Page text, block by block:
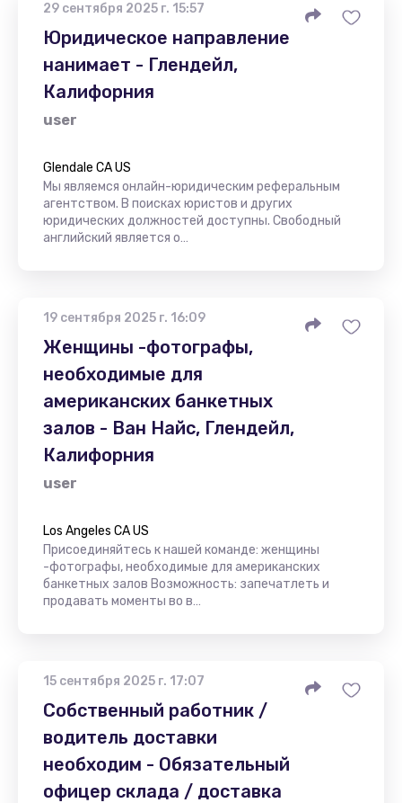
29 сентября 2025 г. 15:57
Юридическое направление
нанимает - Глендейл,
Калифорния
user
Glendale CA US
Мы являемся онлайн-юридическим реферальным
агентством. В поисках юристов и других
юридических должностей доступны. Свободный
английский является о…
19 сентября 2025 г. 16:09
Женщины -фотографы,
необходимые для
американских банкетных
залов - Ван Найс, Глендейл,
Калифорния
user
Los Angeles CA US
Присоединяйтесь к нашей команде: женщины
-фотографы, необходимые для американских
банкетных залов Возможность: запечатлеть и
продавать моменты во в…
15 сентября 2025 г. 17:07
Собственный работник /
водитель доставки
необходим - Обязательный
офицер склада / доставка